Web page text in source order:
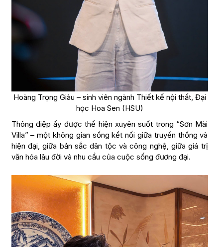
Hoàng Trọng Giàu – sinh viên ngành Thiết kế nội thất, Đại
học Hoa Sen (HSU)
Thông điệp ấy được thể hiện xuyên suốt trong “Sơn Mài
Villa” – một không gian sống kết nối giữa truyền thống và
hiện đại, giữa bản sắc dân tộc và công nghệ, giữa giá trị
văn hóa lâu đời và nhu cầu của cuộc sống đương đại.